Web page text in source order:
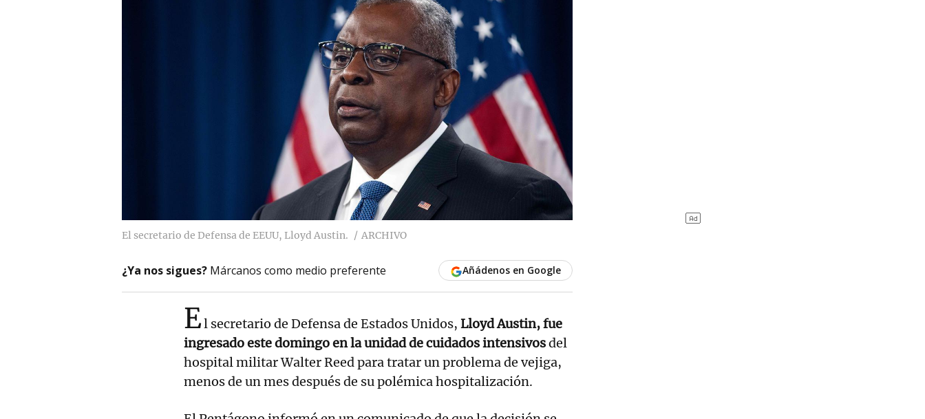
El secretario de Defensa de EEUU, Lloyd Austin. ARCHIVO
¿Ya nos sigues? Márcanos como medio preferente Añádenos en Google
El secretario de Defensa de Estados Unidos, Lloyd Austin, fue
ingresado este domingo en la unidad de cuidados intensivosdel
hospital militar Walter Reed para tratar un problema de vejiga,
menos de un mes después de su polémica hospitalización.